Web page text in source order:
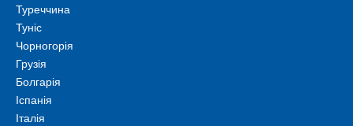
Туреччина
Туніс
Чорногорія
Грузія
Болгарія
Іспанія
Італія